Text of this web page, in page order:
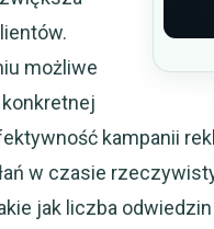
możliwe
kampanii
w czasie
jak liczba